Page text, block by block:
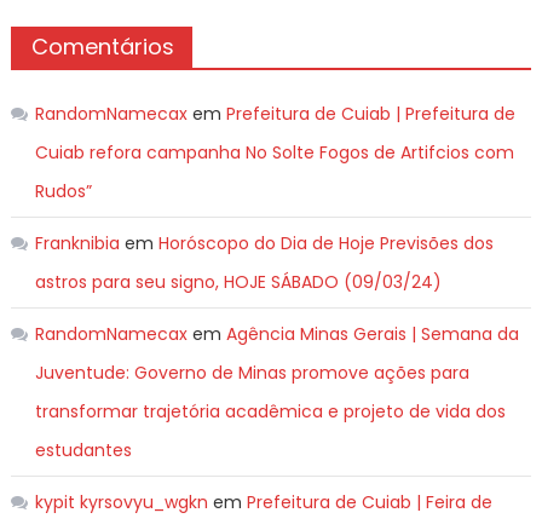
Comentários
RandomNamecaxem Prefeitura de Cuiab | Prefeitura de
Cuiab refora campanha No Solte Fogos de Artifcios com
Rudos”
Franknibia em Horóscopo do Dia de Hoje Previsões dos
astros para seu signo, HOJE SÁBADO (09/03/24)
RandomNamecaxem Agência Minas Gerais | Semana da
Juventude: Governo de Minas promove ações para
transformar trajetória acadêmica e projeto de vida dos
estudantes
kypit kyrsovyu_wgkn em Prefeitura de Cuiab | Feira de